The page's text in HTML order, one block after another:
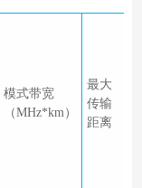
模式带宽
（MHz*km）
最大
传输
距离